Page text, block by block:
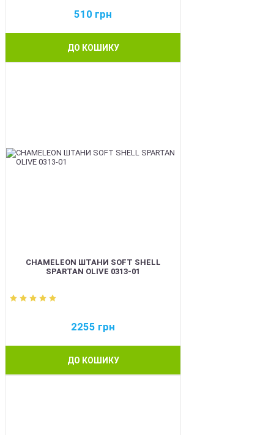
510 грн
ДО КОШИКУ
CHAMELEON ШТАНИ SOFT SHELL
SPARTAN OLIVE 0313-01
2255 грн
ДО КОШИКУ